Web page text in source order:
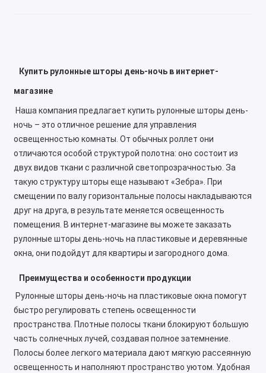
Купить рулонные шторы день-ночь в интернет-
магазине
Наша компания предлагает купить рулонные шторы день-
ночь – это отличное решение для управления
освещенностью комнаты. От обычных роллет они
отличаются особой структурой полотна: оно состоит из
двух видов ткани с различной светопрозрачностью. За
такую структуру шторы еще называют «Зебра». При
смещении по валу горизонтальные полосы накладываются
друг на друга, в результате меняется освещенность
помещения. В интернет-магазине вы можете заказать
рулонные шторы день-ночь на пластиковые и деревянные
окна, они подойдут для квартиры и загородного дома.
Преимущества и особенности продукции
Рулонные шторы день-ночь на пластиковые окна помогут
быстро регулировать степень освещенности
пространства. Плотные полосы ткани блокируют большую
часть солнечных лучей, создавая полное затемнение.
Полосы более легкого материала дают мягкую рассеянную
освещенность и наполняют пространство уютом. Удобная